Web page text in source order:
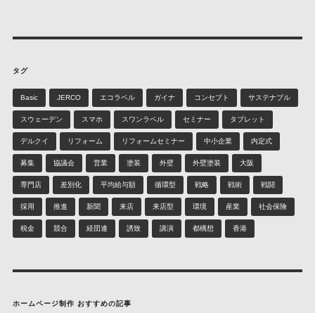
タグ
Basic JERCO エコラベル ガイナ コンセプト サステナブル
スウェーデン スマホ スワンラベル セミナー タブレット
デルクイ リフォーム リフォームセミナー 中小企業 内定式
募集 協議会 営業 塗装 外壁 外壁塗装 大阪
専門店 差別化 平均給与額 循環型 戦略 戦術 戦闘
採用 推進 新聞 来店 来店型 環境 産業 社会保険
税金 競合 経団連 誘致 講演 都構想 香港
ホームページ制作 おすすめの記事